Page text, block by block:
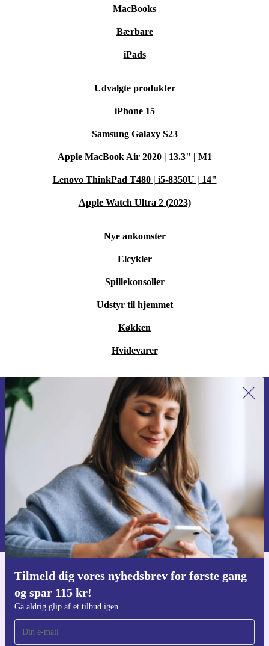
MacBooks
Bærbare
iPads
Udvalgte produkter
iPhone 15
Samsung Galaxy S23
Apple MacBook Air 2020 | 13.3" | M1
Lenovo ThinkPad T480 | i5-8350U | 14"
Apple Watch Ultra 2 (2023)
Nye ankomster
Elcykler
Spillekonsoller
Udstyr til hjemmet
Køkken
Hvidevarer
Tilmeld dig vores nyhedsbrev for første gang
og spar 115 kr!
Gå aldrig glip af et tilbud igen.
Tilmeld dig vores nyhedsbrev for
første gang og spar 115 kr!
Gå aldrig glip af et tilbud igen.
Anmod om kupon
Du kan finde information omkring vores brug af personlig data i vores
Privatlivspolitik
Download refurbed appen